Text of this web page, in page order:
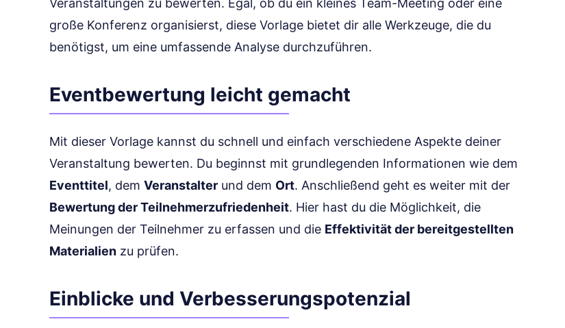
Veranstaltungen zu bewerten. Egal, ob du ein kleines Team-Meeting oder eine
große Konferenz organisierst, diese Vorlage bietet dir alle Werkzeuge, die du
benötigst, um eine umfassende Analyse durchzuführen.
Eventbewertung leicht gemacht
Mit dieser Vorlage kannst du schnell und einfach verschiedene Aspekte deiner
Veranstaltung bewerten. Du beginnst mit grundlegenden Informationen wie dem
Eventtitel, dem Veranstalter und dem Ort. Anschließend geht es weiter mit der
Bewertung der Teilnehmerzufriedenheit. Hier hast du die Möglichkeit, die
Meinungen der Teilnehmer zu erfassen und die Effektivität der bereitgestellten
Materialien zu prüfen.
Einblicke und Verbesserungspotenzial